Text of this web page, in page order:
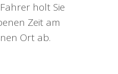
holt Sie
Zeit am
Ort ab.